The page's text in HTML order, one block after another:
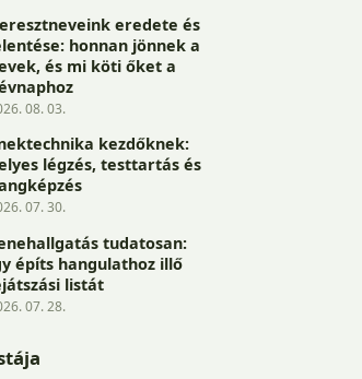
eredete és
honnan jönnek a
és mi köti őket a
08. 03.
kezdőknek:
légzés, testtartás és
07. 30.
tudatosan:
építs hangulathoz illő
listát
07. 28.